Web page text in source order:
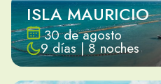
ISLA MAURICIO
30 de agosto
9 días | 8 noches